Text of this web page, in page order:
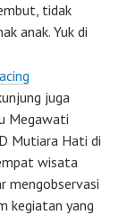
tidak
anak. Yuk di
juga
Megawati
Mutiara Hati di
wisata
mengobservasi
kegiatan yang